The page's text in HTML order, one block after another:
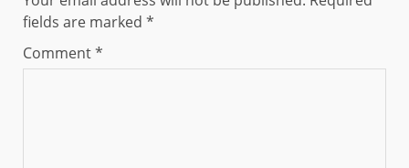
fields are marked *
Comment*